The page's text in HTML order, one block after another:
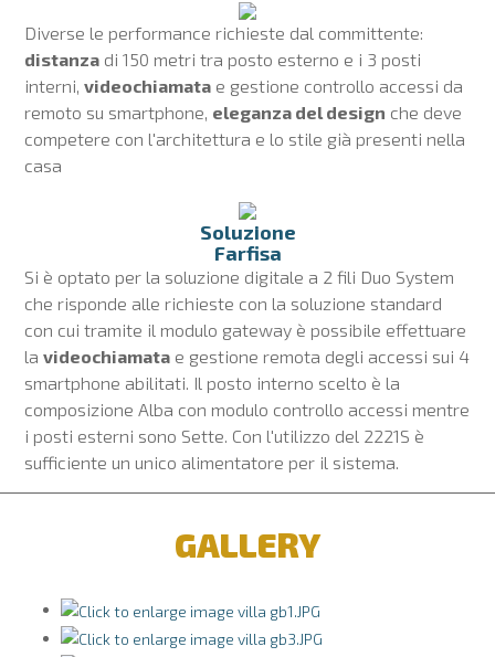
Diverse le performance richieste dal committente:
distanza di 150 metri tra posto esterno e i 3 posti
interni,videochiamata e gestione controllo accessi da
remoto su smartphone, eleganza del design che deve
competere con l'architettura e lo stile già presenti nella
casa
Soluzione
Farfisa
Si è optato per la soluzione digitale a 2 fili Duo System
che risponde alle richieste con la soluzione standard
con cui tramite il modulo gateway è possibile effettuare
lavideochiamata e gestione remota degli accessi sui 4
smartphone abilitati. Il posto interno scelto è la
composizione Alba con modulo controllo accessi mentre
i posti esterni sono Sette. Con l'utilizzo del 2221S è
sufficiente un unico alimentatore per il sistema.
GALLERY